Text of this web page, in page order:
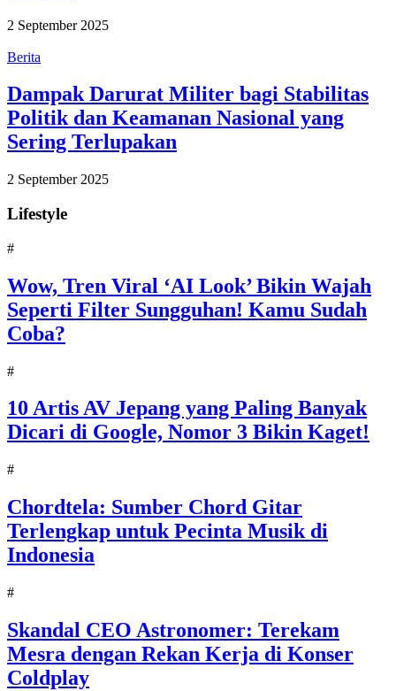
2 September 2025
Berita
Dampak Darurat Militer bagi Stabilitas
Politik dan Keamanan Nasional yang
Sering Terlupakan
2 September 2025
Lifestyle
#
Wow, Tren Viral ‘AI Look’ Bikin Wajah
Seperti Filter Sungguhan! Kamu Sudah
Coba?
#
10 Artis AV Jepang yang Paling Banyak
Dicari di Google, Nomor 3 Bikin Kaget!
#
Chordtela: Sumber Chord Gitar
Terlengkap untuk Pecinta Musik di
Indonesia
#
Skandal CEO Astronomer: Terekam
Mesra dengan Rekan Kerja di Konser
Coldplay